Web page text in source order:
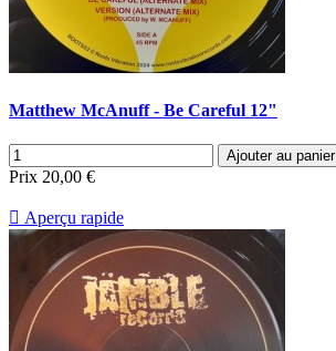
Matthew McAnuff - Be Careful 12"
Ajouter au panier
Prix 20,00 €
 Aperçu rapide